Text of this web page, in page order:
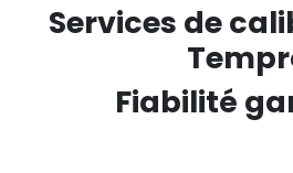
Services de
Fiabilité